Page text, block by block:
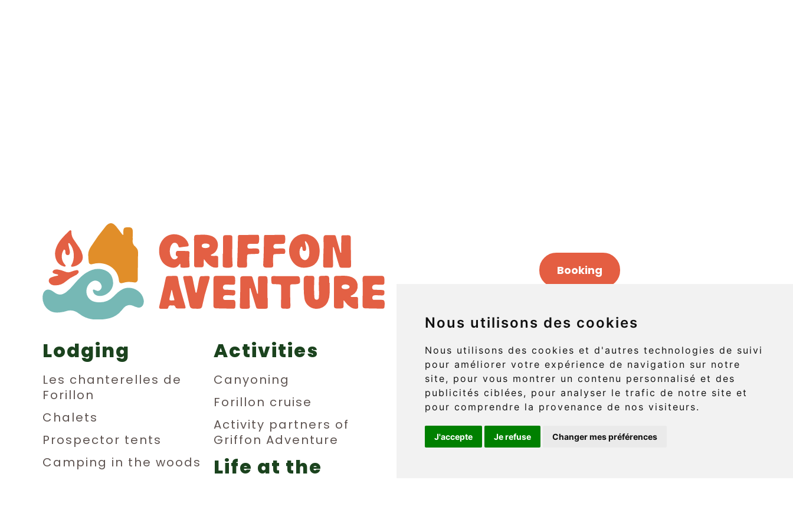
Nous utilisons des cookies
Nous utilisons des cookies et d'autres technologies de suivi
pour améliorer votre expérience de navigation sur notre
site, pour vous montrer un contenu personnalisé et des
publicités ciblées, pour analyser le trafic de notre site et
pour comprendre la provenance de nos visiteurs.
J'accepte Je refuse Changer mes préférences
Booking
Lodging
Les chanterelles de
Forillon
Chalets
Prospector tents
Camping in the woods
Activities
Canyoning
Forillon cruise
Activity partners of
Griffon Adventure
Life at the
829 boul. Griffon (route 132)
L'Anse-au-Griffon, Gaspé
(Québec) G4X 6A9
Téléphone : (418) 360-6614